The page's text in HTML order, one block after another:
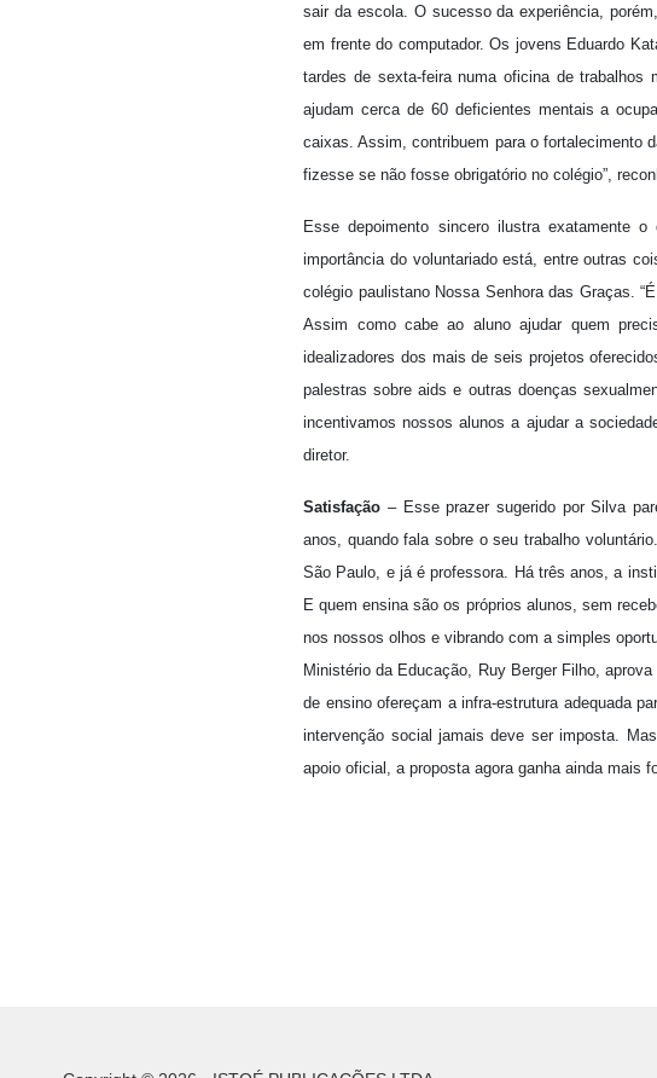
sair da escola. O sucesso da experiência,
em frente do computador. Os jovens Eduardo
tardes de sexta-feira numa oficina de
ajudam cerca de 60 deficientes mentais a
caixas. Assim, contribuem para o fortalecimento
fizesse se não fosse obrigatório no colégio”,
Esse depoimento sincero ilustra exatamente
importância do voluntariado está, entre outras
colégio paulistano Nossa Senhora das Graças.
Assim como cabe ao aluno ajudar quem
idealizadores dos mais de seis projetos
palestras sobre aids e outras doenças
incentivamos nossos alunos a ajudar a
diretor.
Satisfação – Esse prazer sugerido por Silva
anos, quando fala sobre o seu trabalho
São Paulo, e já é professora. Há três anos, a
E quem ensina são os próprios alunos, sem
nos nossos olhos e vibrando com a simples
Ministério da Educação, Ruy Berger Filho,
de ensino ofereçam a infra-estrutura adequada
intervenção social jamais deve ser imposta.
apoio oficial, a proposta agora ganha ainda mais